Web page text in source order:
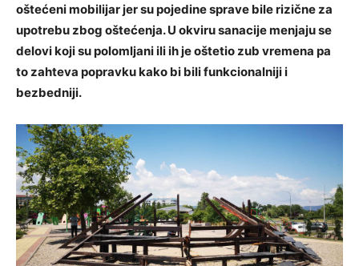
oštećeni mobilijar jer su pojedine sprave bile rizične za
upotrebu zbog oštećenja. U okviru sanacije menjaju se
delovi koji su polomljani ili ih je oštetio zub vremena pa
to zahteva popravku kako bi bili funkcionalniji i
bezbedniji.